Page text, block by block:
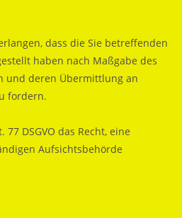
dass die Sie betreffenden
haben nach Maßgabe des
und deren Übermittlung an
fordern.
DSGVO das Recht, eine
Aufsichtsbehörde